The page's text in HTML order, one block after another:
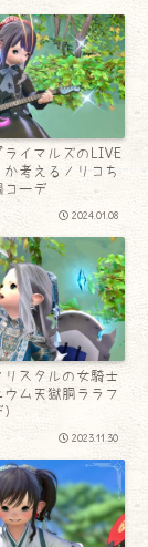
ライマルズのLIVE
考えるノリコち
コーデ
2024.01.08
リスタルの女騎士
ム天獄胴ララフ
2023.11.30